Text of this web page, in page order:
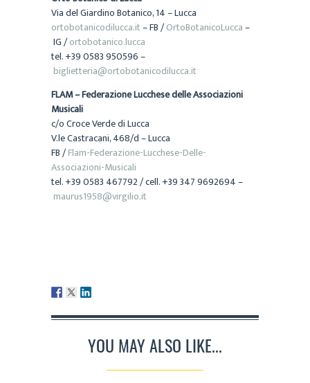
Via del Giardino Botanico, 14 – Lucca
ortobotanicodilucca.it– FB /OrtoBotanicoLucca–
IG /ortobotanico.lucca
tel. +39 0583 950596 –
biglietteria@ortobotanicodilucca.it
FLAM – Federazione Lucchese delle Associazioni
Musicali
c/o Croce Verde di Lucca
V.le Castracani, 468/d – Lucca
FB /Flam-Federazione-Lucchese-Delle-
Associazioni-Musicali
tel. +39 0583 467792 / cell. +39 347 9692694 –
maurus1958@virgilio.it
YOU MAY ALSO LIKE...